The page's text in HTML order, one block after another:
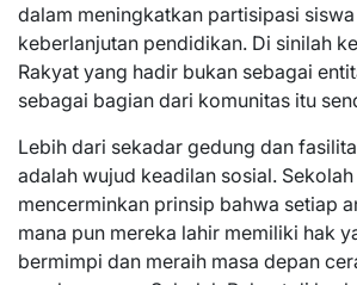
dalam meningkatkan partisipasi
keberlanjutan pendidikan. Di sinilah
Rakyat yang hadir bukan sebagai
sebagai bagian dari komunitas itu
Lebih dari sekadar gedung dan
adalah wujud keadilan sosial.
mencerminkan prinsip bahwa setiap
mana pun mereka lahir memiliki hak
bermimpi dan meraih masa depan